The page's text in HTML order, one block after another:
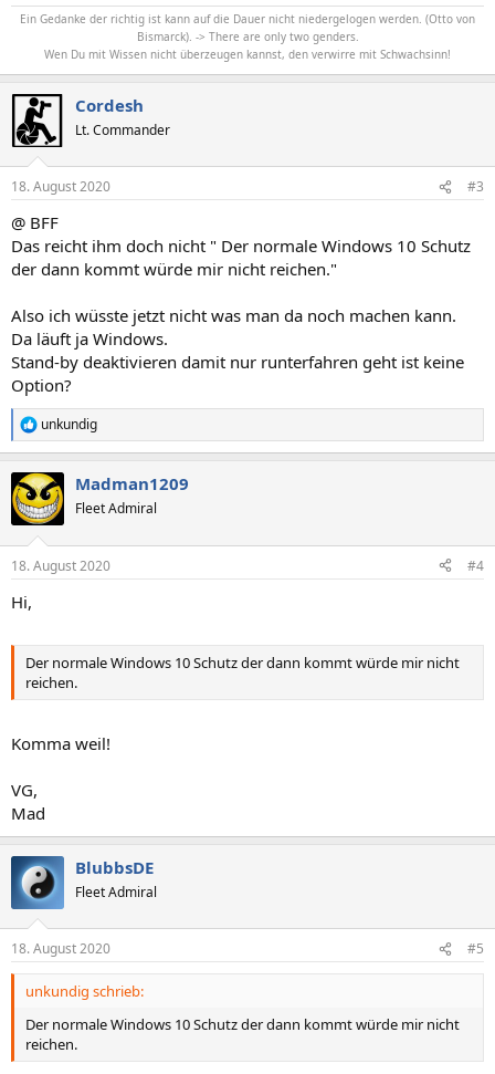
Ein Gedanke der richtig ist kann auf die Dauer nicht niedergelogen werden. (Otto von
Bismarck). -> There are only two genders.
Wen Du mit Wissen nicht überzeugen kannst, den verwirre mit Schwachsinn!
Cordesh
Lt. Commander
18. August 2020 #3
@ BFF
Das reicht ihm doch nicht " Der normale Windows 10 Schutz
der dann kommt würde mir nicht reichen."
Also ich wüsste jetzt nicht was man da noch machen kann.
Da läuft ja Windows.
Stand-by deaktivieren damit nur runterfahren geht ist keine
Option?
R
e
k
t
i
e
:
unkundig
Madman1209
Fleet Admiral
18. August 2020 #4
Hi,
Der normale Windows 10 Schutz der dann kommt würde mir nicht
reichen.
Komma weil!
VG,
Mad
BlubbsDE
Fleet Admiral
18. August 2020 #5
unkundig schrieb:
Der normale Windows 10 Schutz der dann kommt würde mir nicht
reichen.